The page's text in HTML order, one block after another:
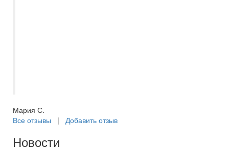
Мария С.
Все отзывы | Добавить отзыв
Новости